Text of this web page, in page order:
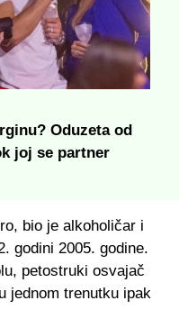
Oduzeta od
joj se partner
bio je alkoholičar i
godini 2005. godine.
petostruki osvajač
jednom trenutku ipak